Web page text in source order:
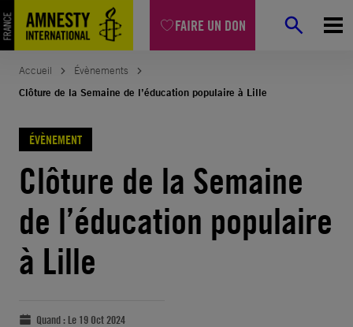
FAIRE UN DON
Accueil
Évènements
Clôture de la Semaine de l’éducation populaire à Lille
ÉVÈNEMENT
Clôture de la Semaine
de l’éducation populaire
à Lille
Quand : Le 19 Oct 2024